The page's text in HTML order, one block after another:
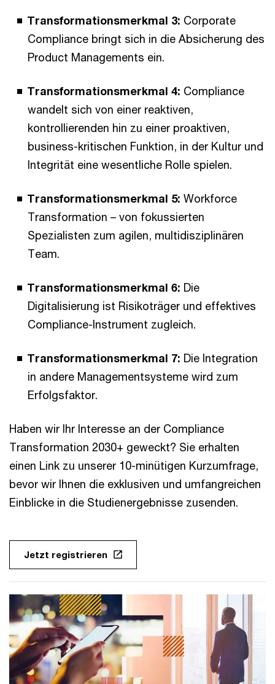
Transformationsmerkmal 3: Corporate
Compliance bringt sich in die Absicherung des
Product Managements ein.
Transformationsmerkmal 4: Compliance
wandelt sich von einer reaktiven,
kontrollierenden hin zu einer proaktiven,
business-kritischen Funktion, in der Kultur und
Integrität eine wesentliche Rolle spielen.
Transformationsmerkmal 5: Workforce
Transformation – von fokussierten
Spezialisten zum agilen, multidisziplinären
Team.
Transformationsmerkmal 6: Die
Digitalisierung ist Risikoträger und effektives
Compliance-Instrument zugleich.
Transformationsmerkmal 7: Die Integration
in andere Managementsysteme wird zum
Erfolgsfaktor.
Haben wir Ihr Interesse an der Compliance
Transformation 2030+ geweckt? Sie erhalten
einen Link zu unserer 10-minütigen Kurzumfrage,
bevor wir Ihnen die exklusiven und umfangreichen
Einblicke in die Studienergebnisse zusenden.
Jetzt registrieren